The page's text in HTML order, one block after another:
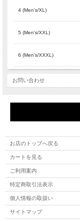
4 (Men's/XL)
5 (Men's/XXL)
6 (Men's/XXXL)
お問い合わせ
お店のトップへ戻る
カートを見る
ご利用案内
特定商取引法表示
個人情報の取扱い
サイトマップ